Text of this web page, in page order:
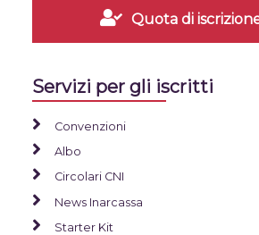
Quota di
Servizi per gli iscritti
Convenzioni
Albo
Circolari CNI
News Inarcassa
Starter Kit